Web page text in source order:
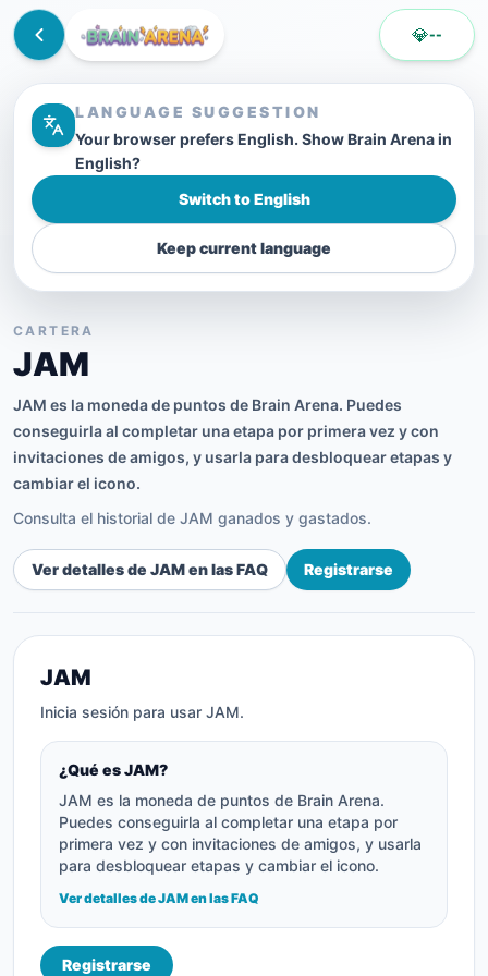
LANGUAGE SUGGESTION
Your browser prefers English. Show Brain Arena in
English?
Switch to English
Keep current language
💎--
CARTERA
JAM
JAM es la moneda de puntos de Brain Arena. Puedes
conseguirla al completar una etapa por primera vez y con
invitaciones de amigos, y usarla para desbloquear etapas y
cambiar el icono.
Consulta el historial de JAM ganados y gastados.
Ver detalles de JAM en las FAQ Registrarse
JAM
Inicia sesión para usar JAM.
¿Qué es JAM?
JAM es la moneda de puntos de Brain Arena.
Puedes conseguirla al completar una etapa por
primera vez y con invitaciones de amigos, y usarla
para desbloquear etapas y cambiar el icono.
Ver detalles de JAM en las FAQ
Registrarse